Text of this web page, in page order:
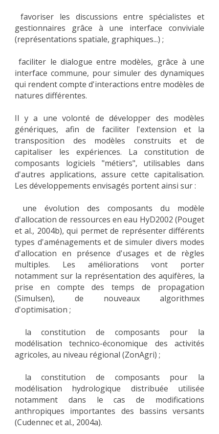
favoriser les discussions entre spécialistes et
gestionnaires grâce à une interface conviviale
(représentations spatiale, graphiques...) ;
faciliter le dialogue entre modèles, grâce à une
interface commune, pour simuler des dynamiques
qui rendent compte d'interactions entre modèles de
natures différentes.
Il y a une volonté de développer des modèles
génériques, afin de faciliter l'extension et la
transposition des modèles construits et de
capitaliser les expériences. La constitution de
composants logiciels "métiers", utilisables dans
d'autres applications, assure cette capitalisation.
Les développements envisagés portent ainsi sur :
une évolution des composants du modèle
d'allocation de ressources en eau HyD2002 (Pouget
et al., 2004b), qui permet de représenter différents
types d'aménagements et de simuler divers modes
d'allocation en présence d'usages et de règles
multiples. Les améliorations vont porter
notamment sur la représentation des aquifères, la
prise en compte des temps de propagation
(Simulsen), de nouveaux algorithmes
d'optimisation ;
la constitution de composants pour la
modélisation technico-économique des activités
agricoles, au niveau régional (ZonAgri) ;
la constitution de composants pour la
modélisation hydrologique distribuée utilisée
notamment dans le cas de modifications
anthropiques importantes des bassins versants
(Cudennec et al., 2004a).